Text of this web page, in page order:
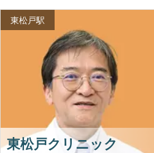
東松戸駅
東松戸クリニック